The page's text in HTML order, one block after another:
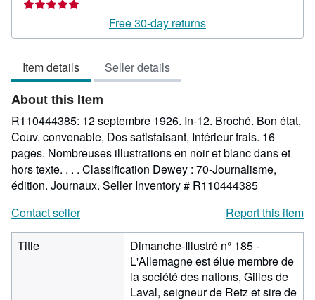
out
Free 30-day returns
Item details Seller details
About this Item
R110444385: 12 septembre 1926. In-12. Broché. Bon état,
Couv. convenable, Dos satisfaisant, Intérieur frais. 16
pages. Nombreuses illustrations en noir et blanc dans et
hors texte. . . . Classification Dewey : 70-Journalisme,
édition. Journaux. Seller Inventory # R110444385
Contact seller
Report this item
Title
Dimanche-Illustré n° 185 -
L'Allemagne est élue membre de
la société des nations, Gilles de
Laval, seigneur de Retz et sire de